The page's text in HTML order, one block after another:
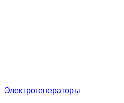
Электрогенераторы